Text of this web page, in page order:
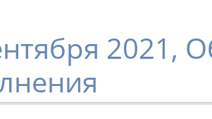
2021,